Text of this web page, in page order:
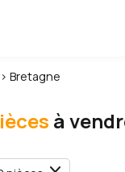
›Bretagne
à